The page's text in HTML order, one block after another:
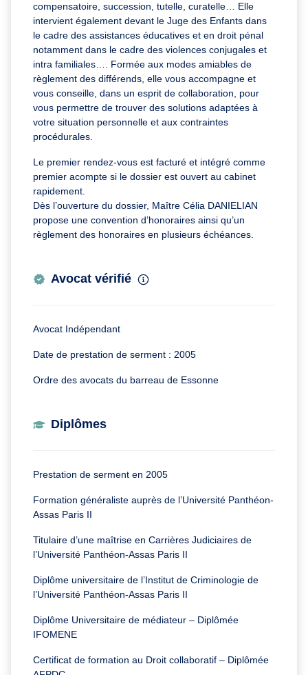
compensatoire, succession, tutelle, curatelle… Elle
intervient également devant le Juge des Enfants dans
le cadre des assistances éducatives et en droit pénal
notamment dans le cadre des violences conjugales et
intra familiales…. Formée aux modes amiables de
règlement des différends, elle vous accompagne et
vous conseille, dans un esprit de collaboration, pour
vous permettre de trouver des solutions adaptées à
votre situation personnelle et aux contraintes
procédurales.
Le premier rendez-vous est facturé et intégré comme
premier acompte si le dossier est ouvert au cabinet
rapidement.
Dès l’ouverture du dossier, Maître Célia DANIELIAN
propose une convention d’honoraires ainsi qu’un
règlement des honoraires en plusieurs échéances.
Avocat vérifié
Avocat Indépendant
Date de prestation de serment : 2005
Ordre des avocats du barreau de Essonne
Diplômes
Prestation de serment en 2005
Formation généraliste auprès de l’Université Panthéon-
Assas Paris II
Titulaire d’une maîtrise en Carrières Judiciaires de
l’Université Panthéon-Assas Paris II
Diplôme universitaire de l’Institut de Criminologie de
l’Université Panthéon-Assas Paris II
Diplôme Universitaire de médiateur – Diplômée
IFOMENE
Certificat de formation au Droit collaboratif – Diplômée